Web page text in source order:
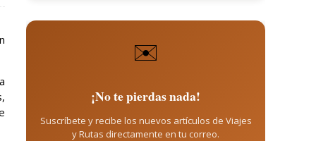
✉️
¡No te pierdas nada!
Suscríbete y recibe los nuevos artículos de Viajes
y Rutas directamente en tu correo.